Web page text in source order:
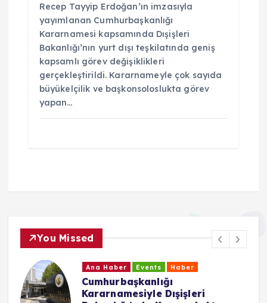
Recep Tayyip Erdoğan’ın imzasıyla
yayımlanan Cumhurbaşkanlığı
Kararnamesi kapsamında Dışişleri
Bakanlığı’nın yurt dışı teşkilatında geniş
kapsamlı görev değişiklikleri
gerçekleştirildi. Kararnameyle çok sayıda
büyükelçilik ve başkonsoloslukta görev
yapan…
You Missed
Ana Haber Events Haber
Cumhurbaşkanlığı
Kararnamesiyle Dışişleri